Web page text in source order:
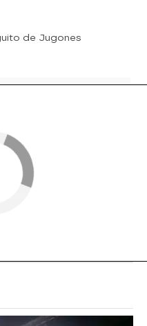
de Jugones